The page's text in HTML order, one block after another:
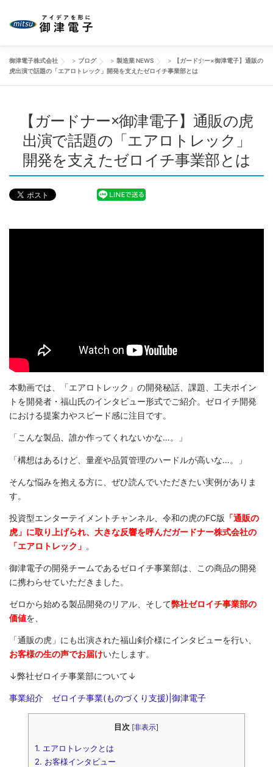
ン
HOME 当社の強み 御津電子の品質
製品事例 改善動画 ブログ お問い合わせ
御津電子株式会社 > ブログ > 製造業 NEWS >
【ガードナー×御津電子】通販の
虎出演で話題の「エアロトレック」開発を支えたゼロイチ事業部とは
【ガードナー×御津電子】通販の虎
出演で話題の「エアロトレック」
開発を支えたゼロイチ事業部とは
本動画では、「エアロトレック」の開発秘話、課題、工夫ポイン
トを開発者・福山氏のインタビュー形式でご紹介。ゼロイチ開発
における提案力やスピード感に注目です。
「こんな製品、誰か作ってくれないかな…。」
「構想はあるけど、量産や品質管理のハードルが高いな…。」
そんな悩みを抱える方に、ぜひ読んでいただきたい実例がありま
す。
投資型エンターテイメントチャンネル、令和の虎のFC版 「通販の
虎」に取り上げられ、大きな反響を呼んだガードナー株式会社の
「エアロトレック」 。
御津電子の開発チームであるゼロイチ事業部は、この商品の開発
に携わらせていただきました。
ゼロから始める製品開発のリアル、そして弊社ゼロイチ事業部の
価値を、
「通販の虎」にも出演された福山剣介様にインタビューを行い、
お客様の生の声でお届けいたします。
↓弊社ゼロイチ事業部について↓
事業紹介 ゼロイチ事業(ものづくり支援)|御津電子
目次 [非表示]
1. エアロトレックとは
2. お客様インタビュー